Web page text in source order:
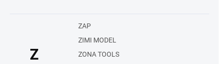
Z
ZAP
ZIMI MODEL
ZONA TOOLS